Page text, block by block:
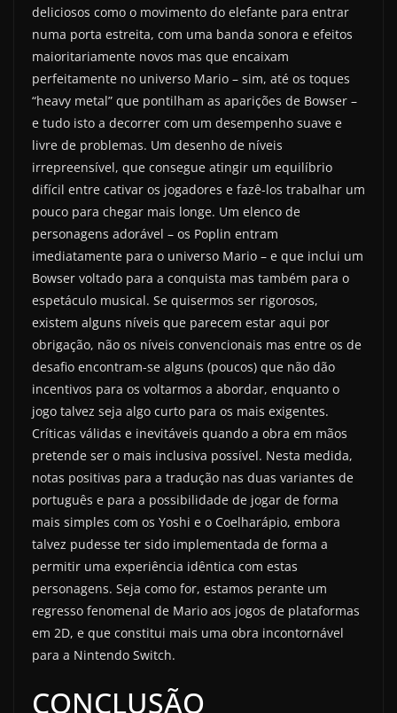
deliciosos como o movimento do elefante para entrar
numa porta estreita, com uma banda sonora e efeitos
maioritariamente novos mas que encaixam
perfeitamente no universo Mario – sim, até os toques
“heavy metal” que pontilham as aparições de Bowser –
e tudo isto a decorrer com um desempenho suave e
livre de problemas. Um desenho de níveis
irrepreensível, que consegue atingir um equilíbrio
difícil entre cativar os jogadores e fazê-los trabalhar um
pouco para chegar mais longe. Um elenco de
personagens adorável – os Poplin entram
imediatamente para o universo Mario – e que inclui um
Bowser voltado para a conquista mas também para o
espetáculo musical. Se quisermos ser rigorosos,
existem alguns níveis que parecem estar aqui por
obrigação, não os níveis convencionais mas entre os de
desafio encontram-se alguns (poucos) que não dão
incentivos para os voltarmos a abordar, enquanto o
jogo talvez seja algo curto para os mais exigentes.
Críticas válidas e inevitáveis quando a obra em mãos
pretende ser o mais inclusiva possível. Nesta medida,
notas positivas para a tradução nas duas variantes de
português e para a possibilidade de jogar de forma
mais simples com os Yoshi e o Coelharápio, embora
talvez pudesse ter sido implementada de forma a
permitir uma experiência idêntica com estas
personagens. Seja como for, estamos perante um
regresso fenomenal de Mario aos jogos de plataformas
em 2D, e que constitui mais uma obra incontornável
para a Nintendo Switch.
CONCLUSÃO